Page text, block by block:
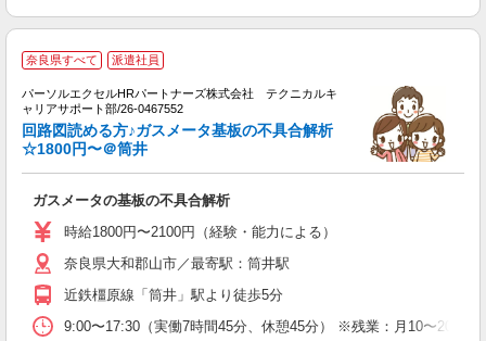
奈良県すべて 派遣社員
パーソルエクセルHRパートナーズ株式会社 テクニカルキ
ャリアサポート部/26-0467552
回路図読める方♪ガスメータ基板の不具合解析
☆1800円〜＠筒井
ガスメータの基板の不具合解析
時給1800円〜2100円（経験・能力による）
奈良県大和郡山市／最寄駅：筒井駅
近鉄橿原線「筒井」駅より徒歩5分
9:00〜17:30（実働7時間45分、休憩45分） ※残業：月10〜20時